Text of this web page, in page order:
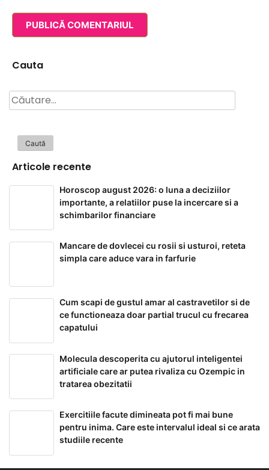
Cauta
Caută
după:
Articole recente
Horoscop august 2026: o luna a deciziilor
importante, a relatiilor puse la incercare si a
schimbarilor financiare
Mancare de dovlecei cu rosii si usturoi, reteta
simpla care aduce vara in farfurie
Cum scapi de gustul amar al castravetilor si de
ce functioneaza doar partial trucul cu frecarea
capatului
Molecula descoperita cu ajutorul inteligentei
artificiale care ar putea rivaliza cu Ozempic in
tratarea obezitatii
Exercitiile facute dimineata pot fi mai bune
pentru inima. Care este intervalul ideal si ce arata
studiile recente